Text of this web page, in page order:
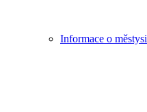
Informace o městysi